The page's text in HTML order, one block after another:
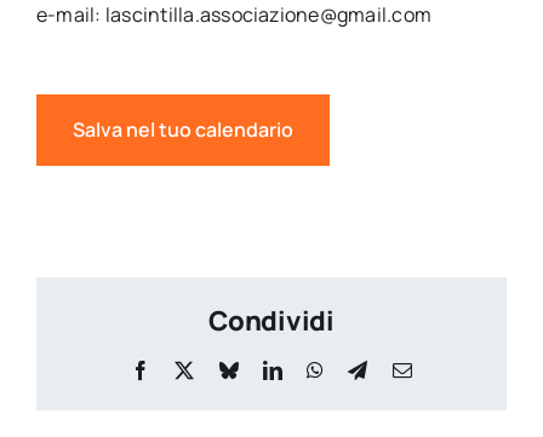
e-mail: lascintilla.associazione@gmail.com
Salva nel tuo calendario
Condividi
Facebook BlueskyLinkedInWhatsApp
TelegramEmail